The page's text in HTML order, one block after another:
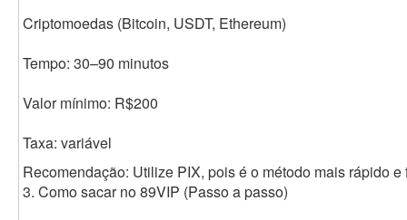
Criptomoedas (Bitcoin, USDT, Ethereum)
Tempo: 30–90 minutos
Valor mínimo: R$200
Taxa: variável
Recomendação: Utilize PIX, pois é o método mais rápido
3. Como sacar no 89VIP (Passo a passo)